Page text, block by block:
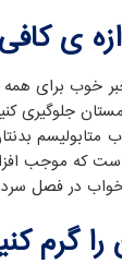
ی
خوب برای همه
جلوگیری
متابولیسم
است که موجب
را گرم